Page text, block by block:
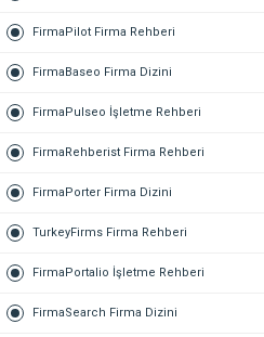
FirmaPilot Firma Rehberi
FirmaBaseo Firma Dizini
FirmaPulseo İşletme Rehberi
FirmaRehberist Firma Rehberi
FirmaPorter Firma Dizini
TurkeyFirms Firma Rehberi
FirmaPortalio İşletme Rehberi
FirmaSearch Firma Dizini